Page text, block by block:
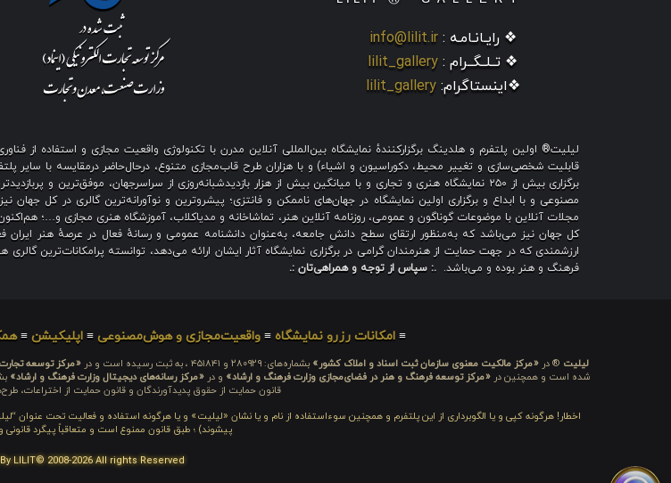
❖ رایـانـامـه : info@lilit.ir
❖ تــلــگــرام : lilit_gallery
❖اینستاگرام: lilit_gallery
لیلیت® اولین پلتفرم و هلدینگ برگزارکنندهٔ نمایشگاه بین‌المللی آنلاین مدرن با تکنولوژی واقعیت مجازی و استفاده
قابلیت شخصی‌سازی و تغییر محیط، دکوراسیون و اشیاء) و با هزاران طرح قاب‌مجازی متنوع، درحال‌حاضر درمقایسه با سایر
برگزاری بیش از ۲۵۰ نمایشگاه هنری و تجاری و با میانگین بیش از هزار بازدیدشبانه‌روزی از سراسرجهان، موفق‌ترین
مصنوعی و با ابداع و برگزاری اولین نمایشگاه در جهان‌های ناممکن و فانتزی؛ پیشروترین و نوآورانه‌ترین گالری در کل
مجلات آنلاین با موضوعات گوناگون و عمومی، روزنامه آنلاین هنر، تماشاخانه و مدیاکلاب، آموزشگاه هنری مجازی و…؛
کل جهان نیز می‌باشد که به‌منظور ارتقای سطح دانش جامعه، به‌عنوان دانشنامه عمومی و رسانهٔ فعال در عرصهٔ هنر ایران
ارزشمندی که در جهت حمایت از هنرمندان گرامی در برگزاری نمایشگاه آثار ایشان ارائه می‌دهد، توانسته پرامکانات‌ترین
فرهنگ و هنر بوده و می‌باشد. .: سپاس از توجه و همراهی‌تان :.
≡امکانات رزرو نمایشگاه ≡واقعیت‌مجازی و هوش‌مصنوعی ≡اپلیکیشن ≡
لیلیت ® در «مرکز مالکیت معنوی سازمان ثبت اسناد و املاک کشور» بشماره‌های: ۲۸۰۹۲۹ و ۴۵۱۸۴۱ ، به ثبت رسیده است و در «مرکز توسعه
شده است و همچنین در«مرکز توسعه فرهنگ و هنر در فضای‌مجازی وزارت فرهنگ و ارشاد» و در«مرکز رسانه‌های دیجیتال وزارت فرهنگ و ارشاد»
قانون حمایت از حقوق پدیدآورندگان و قانون حمایت از اختراعات،
اخطار! هرگونه کپی و یا الگوبرداری از این پلتفرم و همچنین سوءاستفاده از نام و یا نشان «لیلیت» و یا هرگونه استفاده و فعالیت تحت عنوان
پیشوند) ؛ طبق قانون ممنوع است و متعاقباً پیگرد
LILIT© 2008-2026 All rights Reserved